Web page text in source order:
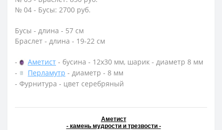
№ 04 - Бусы: 2700 руб.
Бусы - длина - 57 см
Браслет - длина - 19-22 см
- Аметист - бусина - 12х30 мм, шарик - диаметр 8 мм
-
Перламутр - диаметр - 8 мм
- Фурнитура - цвет серебряный
Аметист
- камень мудрости и трезвости -